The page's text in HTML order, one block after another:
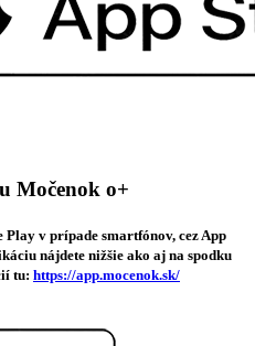
Močenok o+
v prípade smartfónov, cez App
nájdete nižšie ako aj na spodku
tu: https://app.mocenok.sk/